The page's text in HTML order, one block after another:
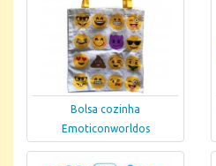
Bolsa cozinha
Emoticonworldos